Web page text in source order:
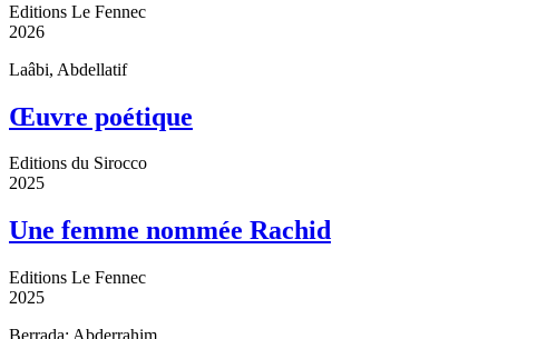
Editions Le Fennec
2026
Laâbi, Abdellatif
Œuvre poétique
Editions du Sirocco
2025
Une femme nommée Rachid
Editions Le Fennec
2025